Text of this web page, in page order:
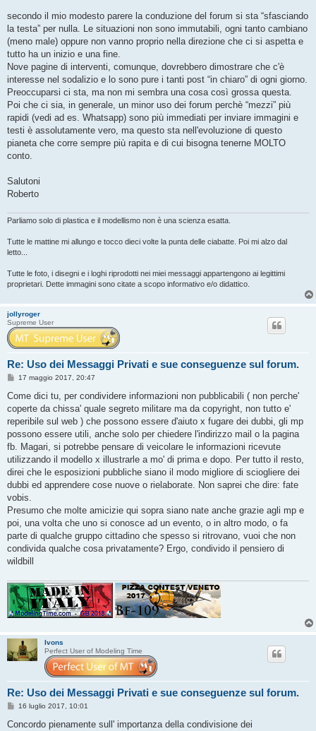
g
o
secondo il mio modesto parere la conduzione del forum si sta “sfasciando
la testa” per nulla. Le situazioni non sono immutabili, ogni tanto cambiano
(meno male) oppure non vanno proprio nella direzione che ci si aspetta e
tutto ha un inizio e una fine.
Nove pagine di interventi, comunque, dovrebbero dimostrare che c'è
interesse nel sodalizio e lo sono pure i tanti post “in chiaro” di ogni giorno.
Preoccuparsi ci sta, ma non mi sembra una cosa così grossa questa.
Poi che ci sia, in generale, un minor uso dei forum perchè “mezzi” più
rapidi (vedi ad es. Whatsapp) sono più immediati per inviare immagini e
testi è assolutamente vero, ma questo sta nell'evoluzione di questo
pianeta che corre sempre più rapita e di cui bisogna tenerne MOLTO
conto.
Salutoni
Roberto
Parliamo solo di plastica e il modellismo non è una scienza esatta.
Tutte le mattine mi allungo e tocco dieci volte la punta delle ciabatte. Poi mi alzo dal
letto...
Tutte le foto, i disegni e i loghi riprodotti nei miei messaggi appartengono ai legittimi
proprietari. Dette immagini sono citate a scopo informativo e/o didattico.
jollyroger
Supreme User
Re: Uso dei Messaggi Privati e sue conseguenze sul forum.
M
s
a
g
g
i
17 maggio 2017, 20:47
Come dici tu, per condividere informazioni non pubblicabili ( non perche'
coperte da chissa' quale segreto militare ma da copyright, non tutto e'
reperibile sul web ) che possono essere d'aiuto x fugare dei dubbi, gli mp
possono essere utili, anche solo per chiedere l'indirizzo mail o la pagina
fb. Magari, si potrebbe pensare di veicolare le informazioni ricevute
utilizzando il modello x illustrarle a mo' di prima e dopo. Per tutto il resto,
direi che le esposizioni pubbliche siano il modo migliore di sciogliere dei
dubbi ed apprendere cose nuove o rielaborate. Non saprei che dire: fate
vobis.
Presumo che molte amicizie qui sopra siano nate anche grazie agli mp e
poi, una volta che uno si conosce ad un evento, o in altro modo, o fa
parte di qualche gruppo cittadino che spesso si ritrovano, vuoi che non
condivida qualche cosa privatamente? Ergo, condivido il pensiero di
wildbill
Ivons
Perfect User of Modeling Time
Re: Uso dei Messaggi Privati e sue conseguenze sul forum.
M
s
16 luglio 2017, 10:01
Concordo pienamente sull' importanza della condivisione dei